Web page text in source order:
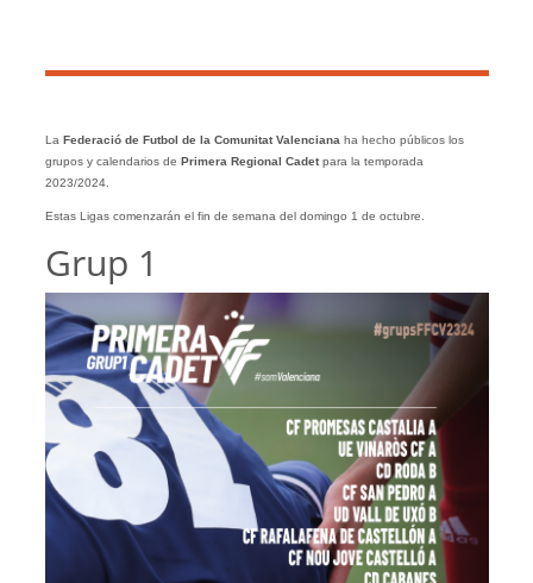
La Federació de Futbol de la Comunitat Valenciana ha hecho públicos los
grupos y calendarios de Primera Regional Cadetpara la temporada
2023/2024.
Estas Ligas comenzarán el fin de semana del domingo 1 de octubre.
Grup 1